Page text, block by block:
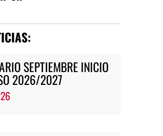
SEPTIEMBRE INICIO
2026/2027